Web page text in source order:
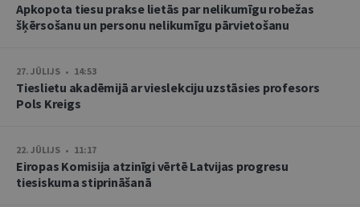
Apkopota tiesu prakse lietās par nelikumīgu robežas
šķērsošanu un personu nelikumīgu pārvietošanu
27. JŪLIJS • 14:53
Tieslietu akadēmijā ar vieslekciju uzstāsies profesors
Pols Kreigs
22. JŪLIJS • 11:17
Eiropas Komisija atzinīgi vērtē Latvijas progresu
tiesiskuma stiprināšanā